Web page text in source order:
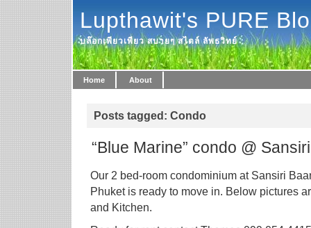
Lupthawit's PURE
บล๊อกเพียวเพียว สบายๆ สไตล์ ลัพธวิทย์
Home About
Posts tagged: Condo
“Blue Marine” condo @
Our 2 bed-room condominium at Sansiri
Phuket is ready to move in. Below pictures
and Kitchen.